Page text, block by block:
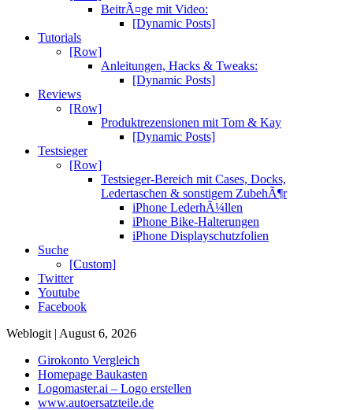
BeitrÃ¤ge mit Video:
[Dynamic Posts]
Tutorials
[Row]
Anleitungen, Hacks & Tweaks:
[Dynamic Posts]
Reviews
[Row]
Produktrezensionen mit Tom & Kay
[Dynamic Posts]
Testsieger
[Row]
Testsieger-Bereich mit Cases, Docks,
Ledertaschen & sonstigem ZubehÃ¶r
iPhone LederhÃ¼llen
iPhone Bike-Halterungen
iPhone Displayschutzfolien
Suche
[Custom]
Twitter
Youtube
Facebook
Weblogit | August 6, 2026
Girokonto Vergleich
Homepage Baukasten
Logomaster.ai – Logo erstellen
www.autoersatzteile.de